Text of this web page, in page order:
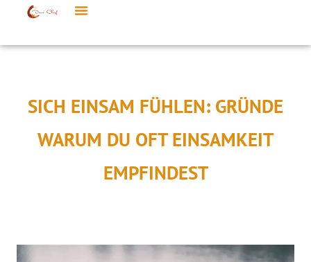
SICH EINSAM FÜHLEN: GRÜNDE
WARUM DU OFT EINSAMKEIT
EMPFINDEST